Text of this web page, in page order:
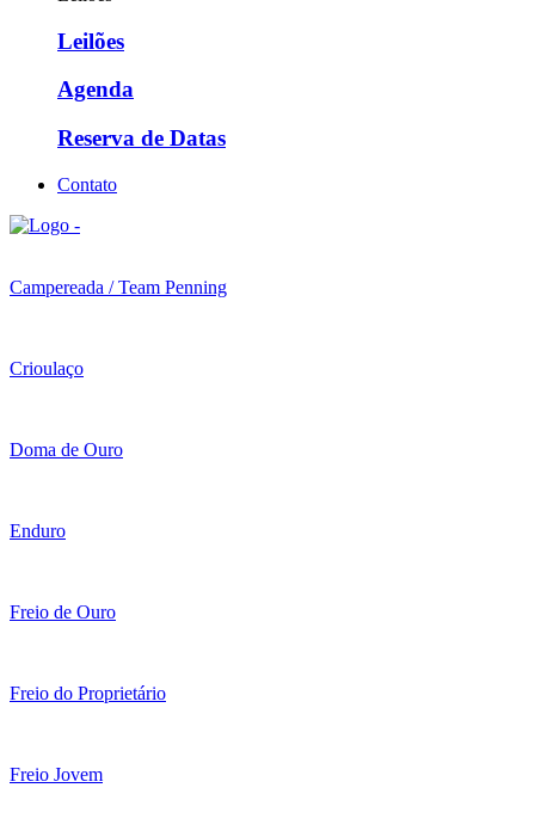
Leilões
Agenda
Reserva de Datas
Contato
Campereada / Team Penning
Crioulaço
Doma de Ouro
Enduro
Freio de Ouro
Freio do Proprietário
Freio Jovem